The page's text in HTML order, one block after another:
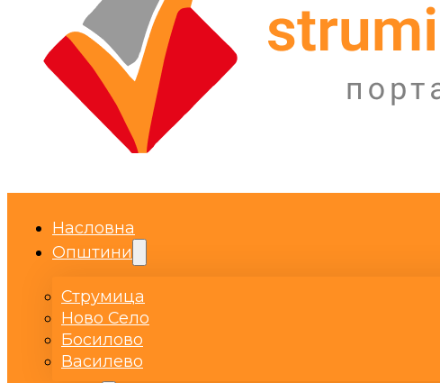
Насловна
Општини
Струмица
Ново Село
Босилово
Василево